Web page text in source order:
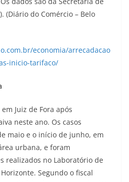
(Diário do Comércio – Belo
economia/arrecadacao
inicio-tarifaco/
Juiz de Fora após
neste ano. Os casos
maio e o início de junho, em
urbana, e foram
realizados no Laboratório de
Segundo o fiscal